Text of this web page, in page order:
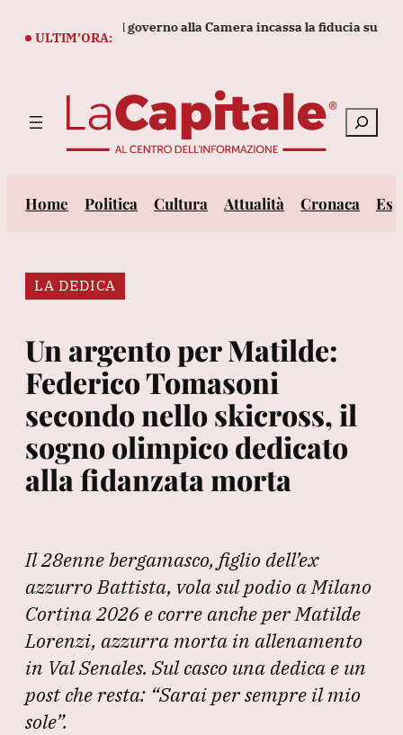
ULTIM’ORA:
Il governo alla Camera incassa la fiducia sul
Cerca
Home Politica Cultura Attualità Cronaca
LA DEDICA
Un argento per Matilde:
Federico Tomasoni
secondo nello skicross, il
sogno olimpico dedicato
alla fidanzata morta
Il 28enne bergamasco, figlio dell’ex
azzurro Battista, vola sul podio a Milano
Cortina 2026 e corre anche per Matilde
Lorenzi, azzurra morta in allenamento
in Val Senales. Sul casco una dedica e un
post che resta: “Sarai per sempre il mio
sole”.